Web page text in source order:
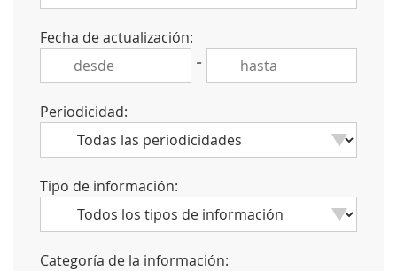
Fecha de actualización:
-
Periodicidad:
Tipo de información:
Categoría de la información: